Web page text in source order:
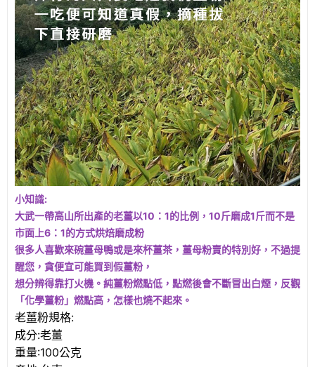
小知識:
大武一帶高山所出產的老薑以10：1的比例，10斤磨成1斤而不是
市面上6：1的方式烘焙磨成粉
很多人喜歡來碗薑母鴨或是來杯薑茶，薑母粉賣的特別好，不過提
醒您，貪便宜可能買到假薑粉，
想分辨得靠打火機。純薑粉燃點低，點燃後會不斷冒出白煙，反觀
「化學薑粉」燃點高，怎樣也燒不起來。
老薑粉規格:
成分:老薑
重量:100公克